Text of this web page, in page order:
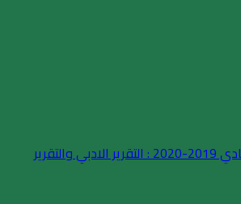
الجمع العام العادي 2019-2020 : التقرير الادبي والتقرير